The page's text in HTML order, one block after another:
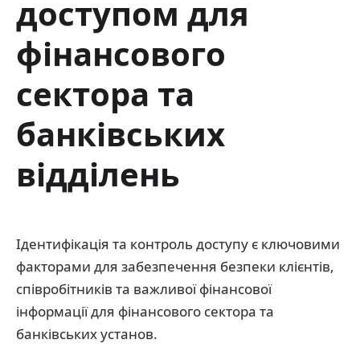
доступом для
фінансового
сектора та
банківських
відділень
Ідентифікація та контроль доступу є ключовими
факторами для забезпечення безпеки клієнтів,
співробітників та важливої фінансової
інформації для фінансового сектора та
банківських установ.